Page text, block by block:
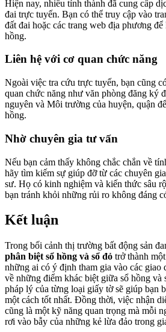
Hiện nay, nhiều tỉnh thành đã cung cấp
đai trực tuyến. Bạn có thể truy cập vào
đất đai hoặc các trang web địa phương
hồng.
Liên hệ với cơ quan chức năng
Ngoài việc tra cứu trực tuyến, bạn cũng
quan chức năng như văn phòng đăng ký
nguyên và Môi trường của huyện, quận
hồng.
Nhờ chuyên gia tư vấn
Nếu bạn cảm thấy không chắc chắn về
hãy tìm kiếm sự giúp đỡ từ các chuyên
sư. Họ có kinh nghiệm và kiến thức sâu
bạn tránh khỏi những rủi ro không đáng
Kết luận
Trong bối cảnh thị trường bất động sản
phân biệt sổ hồng và sổ đỏ trở thành
những ai có ý định tham gia vào các giao
về những điểm khác biệt giữa sổ hồng và
pháp lý của từng loại giấy tờ sẽ giúp bạn
một cách tốt nhất. Đồng thời, việc nhận
cũng là một kỹ năng quan trọng mà mỗi
rơi vào bẫy của những kẻ lừa đảo trong